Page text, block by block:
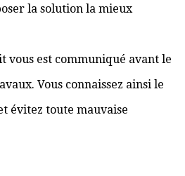
la solution la mieux
vous est communiqué avant le
Vous connaissez ainsi le
évitez toute mauvaise